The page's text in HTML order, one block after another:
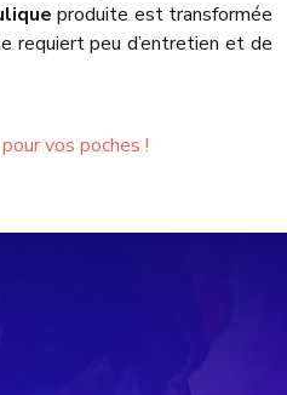
produite est transformée
requiert peu d’entretien et de
vos poches !